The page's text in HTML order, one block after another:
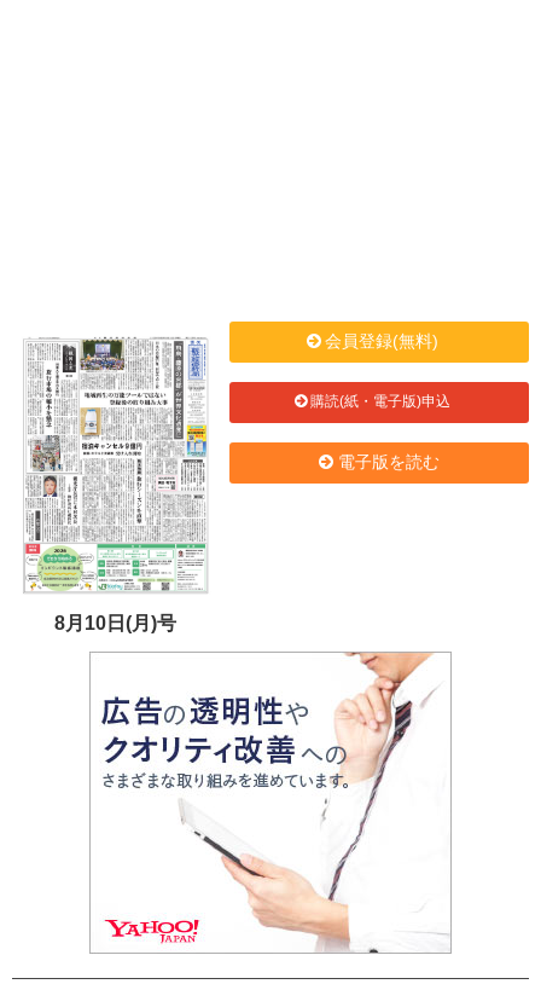
8月10日(月)号
会員登録(無料)
購読(紙・電子版)申込
電子版を読む